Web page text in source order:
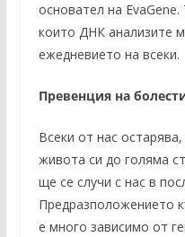
основател на
които ДНК анализите
ежедневието на всеки.
Превенция на
Всеки от нас
живота си до голяма
ще се случи с нас в
Предразположението
е много зависимо от